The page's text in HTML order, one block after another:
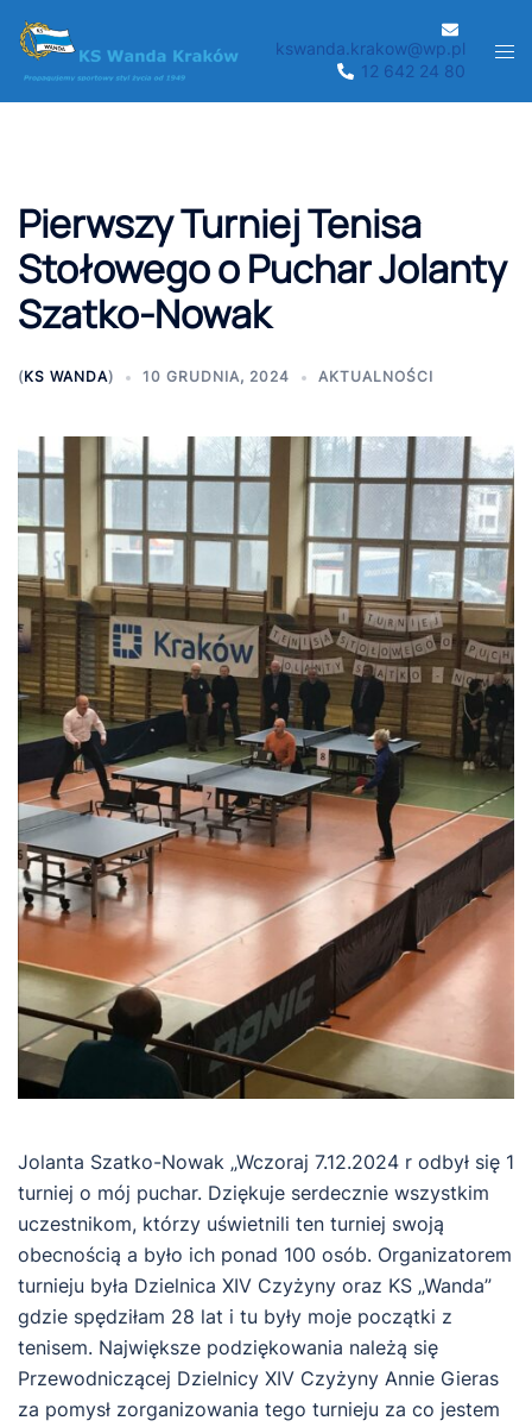
Przejdź
do
treści
kswanda.krakow@wp.pl
12 642 24 80
Pierwszy Turniej Tenisa
Stołowego o Puchar Jolanty
Szatko-Nowak
(KS WANDA) 10 GRUDNIA, 2024 AKTUALNOŚCI
Jolanta Szatko-Nowak „Wczoraj 7.12.2024 r odbył się 1
turniej o mój puchar. Dziękuje serdecznie wszystkim
uczestnikom, którzy uświetnili ten turniej swoją
obecnością a było ich ponad 100 osób. Organizatorem
turnieju była Dzielnica XIV Czyżyny oraz KS „Wanda”
gdzie spędziłam 28 lat i tu były moje początki z
tenisem. Największe podziękowania należą się
Przewodniczącej Dzielnicy XIV Czyżyny Annie Gieras
za pomysł zorganizowania tego turnieju za co jestem